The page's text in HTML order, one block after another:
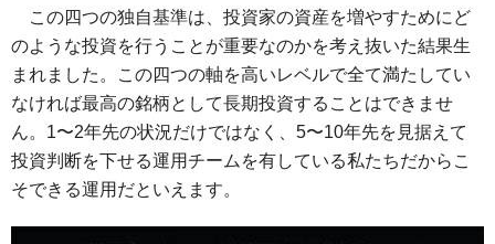
この四つの独自基準は、投資家の資産を増やすためにど
のような投資を行うことが重要なのかを考え抜いた結果生
まれました。この四つの軸を高いレベルで全て満たしてい
なければ最高の銘柄として長期投資することはできませ
ん。1〜2年先の状況だけではなく、5〜10年先を見据えて
投資判断を下せる運用チームを有している私たちだからこ
そできる運用だといえます。